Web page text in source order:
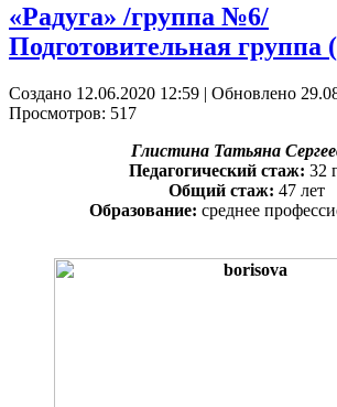
«Радуга» /группа №6/
Подготовительная группа
Создано 12.06.2020 12:59 | Обновлено
Просмотров: 517
Глистина Татьяна
Педагогический стаж: 32
Общий стаж: 47 лет
Образование: среднее